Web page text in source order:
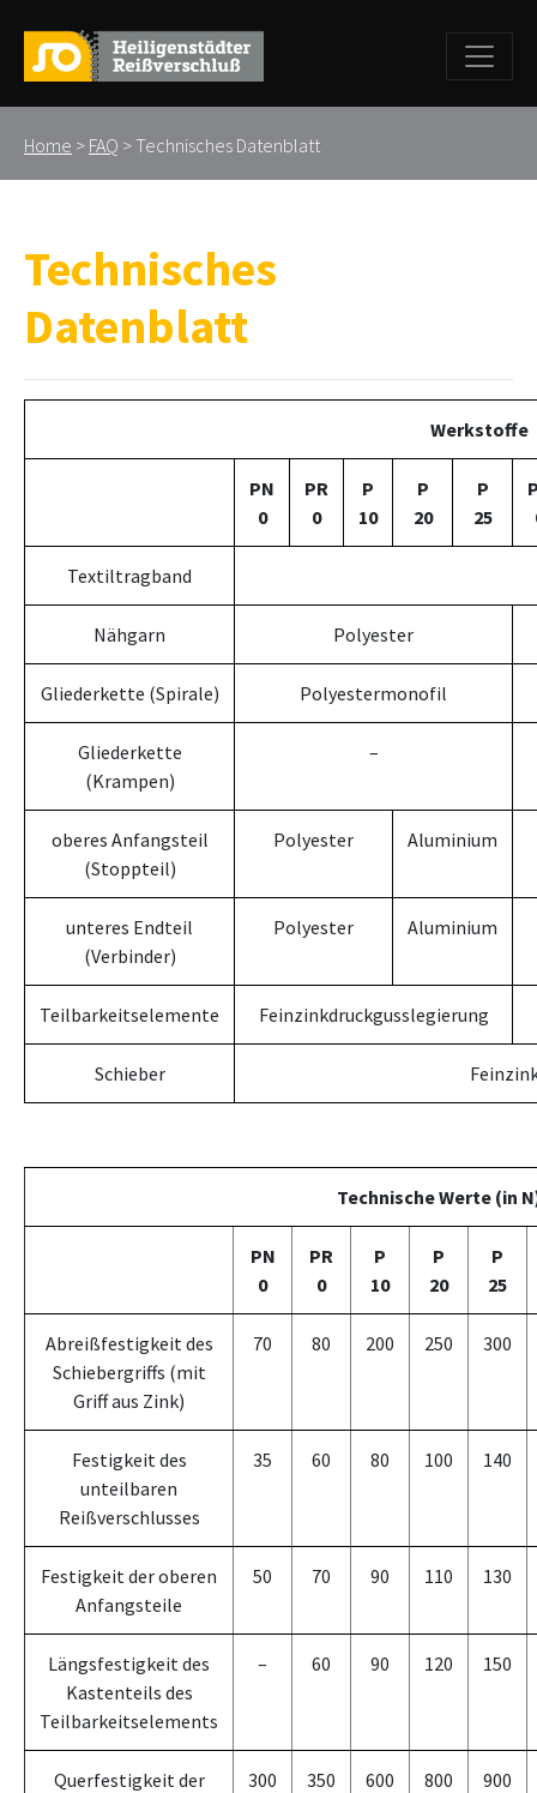
Home > FAQ > Technisches Datenblatt
Technisches
Datenblatt
Werkstoffe
PN
0
PR
0
P
10
P
20
P
25
Textiltragband
Nähgarn Polyester
Gliederkette (Spirale) Polyestermonofil
Gliederkette
(Krampen)
–
oberes Anfangsteil
(Stoppteil)
Polyester Aluminium
unteres Endteil
(Verbinder)
Polyester Aluminium
Teilbarkeitselemente Feinzinkdruckgusslegierung
Schieber
Technische Werte (in
PN
0
PR
0
P
10
P
20
P
25
Abreißfestigkeit des
Schiebergriffs (mit
Griff aus Zink)
70 80 200 250 300
Festigkeit des
unteilbaren
Reißverschlusses
35 60 80 100 140
Festigkeit der oberen
Anfangsteile
50 70 90 110 130
Längsfestigkeit des
Kastenteils des
Teilbarkeitselements
– 60 90 120 150
Querfestigkeit der
300 350 600 800 900